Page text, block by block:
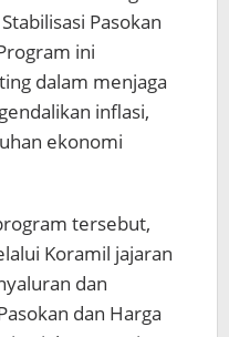
Pasokan
ini
dalam menjaga
inflasi,
ekonomi
tersebut,
Koramil jajaran
dan
dan Harga